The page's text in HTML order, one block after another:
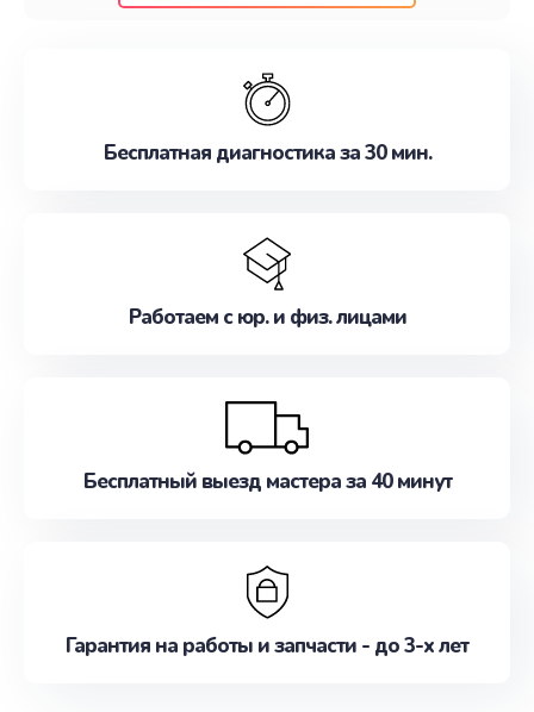
наилучшим образом. Не медлите записаться на
Бесплатная диагностика за 30 мин.
Работаем с юр. и физ. лицами
Бесплатный выезд мастера за 40 минут
Гарантия на работы и запчасти - до 3-х лет